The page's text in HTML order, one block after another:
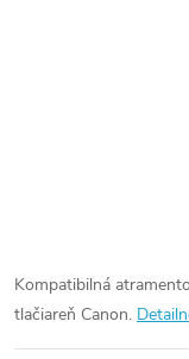
Kompatibilná
tlačiareň Canon.